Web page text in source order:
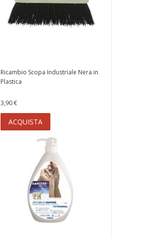
Ricambio Scopa Industriale Nera in
Plastica
3,90 €
ACQUISTA